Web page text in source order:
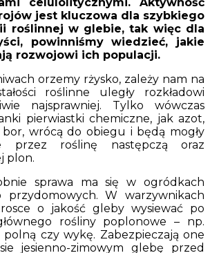
celulolitycznymi. Aktywność
jest kluczowa dla szybkiego
roślinnej w glebie, tak więc dla
powinniśmy wiedzieć, jakie
rozwojowi ich populacji.
orzemy rżysko, zależy nam na
roślinne uległy rozkładowi
najsprawniej. Tylko wówczas
pierwiastki chemiczne, jak azot,
wrócą do obiegu i będą mogły
przez roślinę następczą oraz
plon.
ma się w ogródkach
przydomowych. W warzywnikach
o jakość gleby wysiewać po
rośliny poplonowe – np.
czy wykę. Zabezpieczają one
jesienno-zimowym glebę przed